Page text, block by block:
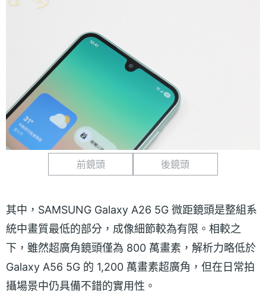
前鏡頭 後鏡頭
其中，SAMSUNG Galaxy A26 5G 微距鏡頭是整組系
統中畫質最低的部分，成像細節較為有限。相較之
下，雖然超廣角鏡頭僅為 800 萬畫素，解析力略低於
Galaxy A56 5G 的 1,200 萬畫素超廣角，但在日常拍
攝場景中仍具備不錯的實用性。